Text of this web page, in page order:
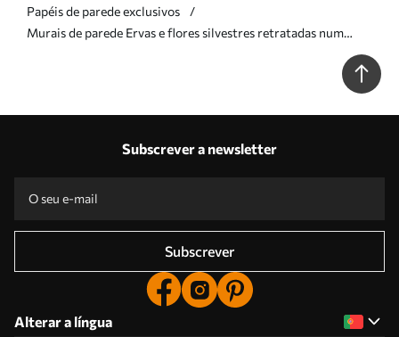
Papéis de parede exclusivos
Murais de parede Ervas e flores silvestres retratadas num
Subscrever a newsletter
Subscrever
Alterar a língua